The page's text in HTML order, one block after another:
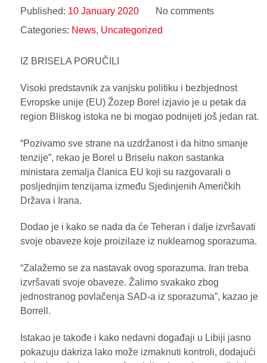
Published: 10 January 2020
No comments
Categories: News, Uncategorized
IZ BRISELA PORUČILI
Visoki predstavnik za vanjsku politiku i bezbjednost
Evropske unije (EU) Žozep Borel izjavio je u petak da
region Bliskog istoka ne bi mogao podnijeti još jedan rat.
“Pozivamo sve strane na uzdržanost i da hitno smanje
tenzije”, rekao je Borel u Briselu nakon sastanka
ministara zemalja članica EU koji su razgovarali o
posljednjim tenzijama između Sjedinjenih Američkih
Država i Irana.
Dodao je i kako se nada da će Teheran i dalje izvršavati
svoje obaveze koje proizilaze iz nuklearnog sporazuma.
“Zalažemo se za nastavak ovog sporazuma. Iran treba
izvršavati svoje obaveze. Žalimo svakako zbog
jednostranog povlačenja SAD-a iz sporazuma”, kazao je
Borrell.
Istakao je takođe i kako nedavni događaji u Libiji jasno
pokazuju dakriza lako može izmaknuti kontroli, dodajući